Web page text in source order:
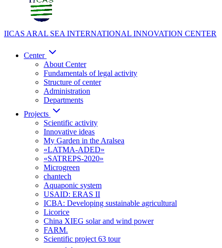
IICAS ARAL SEA INTERNATIONAL INNOVATION CENTER
Center
About Center
Fundamentals of legal activity
Structure of center
Administration
Departments
Projects
Scientific activity
Innovative ideas
My Garden in the Aralsea
«LATMA-ADED»
«SATREPS-2020»
Microgreen
chantech
Aquaponic system
USAID: ERAS II
ICBA: Developing sustainable agricultural
Licorice
China XIEG solar and wind power
FARM.
Scientific project 63 tour